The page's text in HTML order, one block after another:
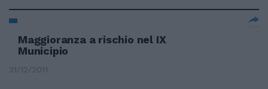
Maggioranza a rischio nel IX
Municipio
31/12/2011